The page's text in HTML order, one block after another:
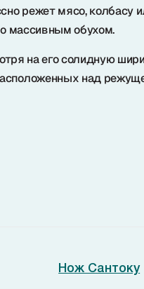
режет мясо, колбасу
массивным обухом.
на его солидную
над
Нож Сантоку